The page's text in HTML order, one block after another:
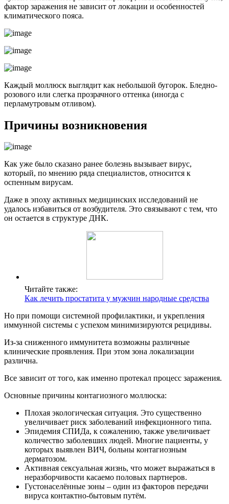
фактор заражения не зависит от локации и особенностей
климатического пояса.
Каждый моллюск выглядит как небольшой бугорок. Бледно-
розового или слегка прозрачного оттенка (иногда с
перламутровым отливом).
Причины возникновения
Как уже было сказано ранее болезнь вызывает вирус,
который, по мнению ряда специалистов, относится к
оспенным вирусам.
Даже в эпоху активных медицинских исследований не
удалось избавиться от возбудителя. Это связывают с тем, что
он остается в структуре ДНК.
Читайте также:
Как лечить простатита у мужчин народные средства
Но при помощи системной профилактики, и укрепления
иммунной системы с успехом минимизируются рецидивы.
Из-за сниженного иммунитета возможны различные
клинические проявления. При этом зона локализации
различна.
Все зависит от того, как именно протекал процесс заражения.
Основные причины контагиозного моллюска:
Плохая экологическая ситуация. Это существенно
увеличивает риск заболеваний инфекционного типа.
Эпидемия СПИДа, к сожалению, также увеличивает
количество заболевших людей. Многие пациенты, у
которых выявлен ВИЧ, больны контагиозным
дерматозом.
Активная сексуальная жизнь, что может выражаться в
неразборчивости касаемо половых партнеров.
Густонаселённые зоны – один из факторов передачи
вируса контактно-бытовым путём.